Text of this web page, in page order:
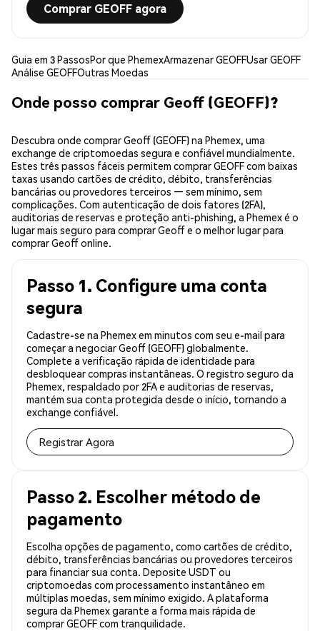
Comprar GEOFF agora
Guia em 3 PassosPor que PhemexArmazenar GEOFFUsar GEOFF
Análise GEOFFOutras Moedas
Onde posso comprar Geoff (GEOFF)?
Descubra onde comprar Geoff (GEOFF) na Phemex, uma
exchange de criptomoedas segura e confiável mundialmente.
Estes três passos fáceis permitem comprar GEOFF com baixas
taxas usando cartões de crédito, débito, transferências
bancárias ou provedores terceiros — sem mínimo, sem
complicações. Com autenticação de dois fatores (2FA),
auditorias de reservas e proteção anti-phishing, a Phemex é o
lugar mais seguro para comprar Geoff e o melhor lugar para
comprar Geoff online.
Passo 1. Configure uma conta
segura
Cadastre-se na Phemex em minutos com seu e-mail para
começar a negociar Geoff (GEOFF) globalmente.
Complete a verificação rápida de identidade para
desbloquear compras instantâneas. O registro seguro da
Phemex, respaldado por 2FA e auditorias de reservas,
mantém sua conta protegida desde o início, tornando a
exchange confiável.
Registrar Agora
Passo 2. Escolher método de
pagamento
Escolha opções de pagamento, como cartões de crédito,
débito, transferências bancárias ou provedores terceiros
para financiar sua conta. Deposite USDT ou
criptomoedas com processamento instantâneo em
múltiplas moedas, sem mínimo exigido. A plataforma
segura da Phemex garante a forma mais rápida de
comprar GEOFF com tranquilidade.